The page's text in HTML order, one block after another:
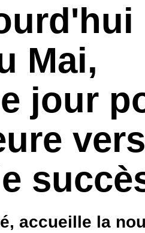
Mai,
jour
accueille la